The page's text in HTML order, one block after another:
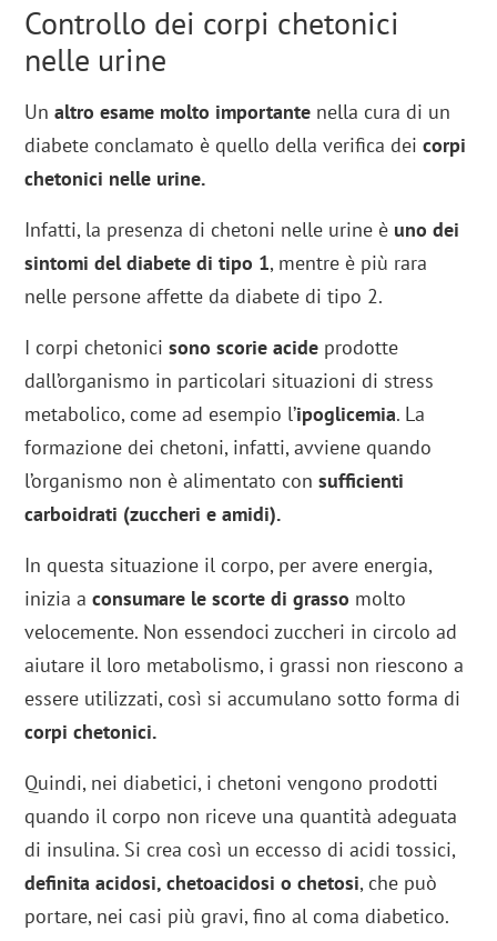
Controllo dei corpi chetonici
nelle urine
Unaltro esame molto importante nella cura di un
diabete conclamato è quello della verifica deicorpi
chetonici nelle urine.
Infatti, la presenza di chetoni nelle urine è uno dei
sintomi del diabete di tipo 1, mentre è più rara
nelle persone affette da diabete di tipo 2.
I corpi chetonicisono scorie acide prodotte
dall’organismo in particolari situazioni di stress
metabolico, come ad esempio l’ipoglicemia. La
formazione dei chetoni, infatti, avviene quando
l’organismo non è alimentato consufficienti
carboidrati (zuccheri e amidi).
In questa situazione il corpo, per avere energia,
inizia aconsumare le scorte di grasso molto
velocemente. Non essendoci zuccheri in circolo ad
aiutare il loro metabolismo, i grassi non riescono a
essere utilizzati, così si accumulano sotto forma di
corpi chetonici.
Quindi, nei diabetici, i chetoni vengono prodotti
quando il corpo non riceve una quantità adeguata
di insulina. Si crea così un eccesso di acidi tossici,
definita acidosi, chetoacidosi o chetosi, che può
portare, nei casi più gravi, fino al coma diabetico.